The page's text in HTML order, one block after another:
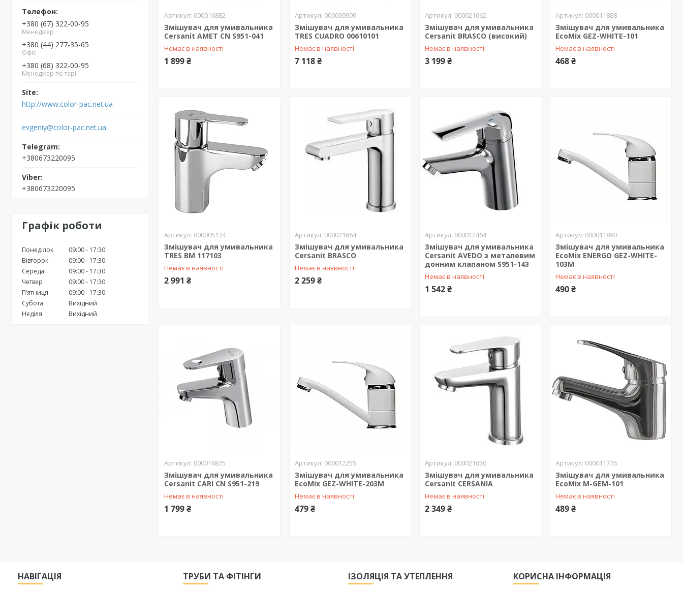
+380 (67) 322-00-95
Менеджер
+380 (44) 277-35-65
Офіс
+380 (68) 322-00-95
Менеджер по тарі
http://www.color-pac.net.ua
evgeniy@color-pac.net.ua
+380673220095
+380673220095
Графік роботи
Понеділок 09:00
17:30
Вівторок
09:00
17:30
Середа
09:00
17:30
Четвер
09:00
17:30
Пʼятниця
09:00
17:30
Субота
Вихідний
Неділя
Вихідний
000016882
Змішувач для умивальника
Cersanit AMET CN S951-041
Немає в наявності
1 899 ₴
000009909
Змішувач для умивальника
TRES CUADRO 00610101
Немає в наявності
7 118 ₴
000021662
Змішувач для умивальника
Cersanit BRASCO (високий)
Немає в наявності
3 199 ₴
000011888
Змішувач для умивальника
EcoMix GEZ-WHITE-101
Немає в наявності
468 ₴
000005134
Змішувач для умивальника
TRES BM 117103
Немає в наявності
2 991 ₴
000021664
Змішувач для умивальника
Cersanit BRASCO
Немає в наявності
2 259 ₴
000012464
Змішувач для умивальника
Cersanit AVEDO з металевим
донним клапаном S951-143
Немає в наявності
1 542 ₴
000011890
Змішувач для умивальника
EcoMix ENERGO GEZ-WHITE-
103M
Немає в наявності
490 ₴
000016875
Змішувач для умивальника
Cersanit CARI CN S951-219
Немає в наявності
1 799 ₴
000012255
Змішувач для умивальника
EcoMix GEZ-WHITE-203M
Немає в наявності
479 ₴
000021650
Змішувач для умивальника
Cersanit CERSANIA
Немає в наявності
2 349 ₴
000011776
Змішувач для умивальника
EcoMix M-GEM-101
Немає в наявності
489 ₴
НАВІГАЦІЯ ТРУБИ ТА ФІТІНГИ ІЗОЛЯЦІЯ ТА УТЕПЛЕННЯ КОРИСНА ІНФОРМАЦІЯ